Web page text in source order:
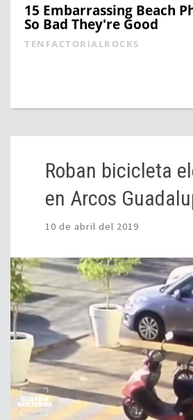
15 Embarrassing Beach
So Bad They're Good
TENFACTORIALROCKS
Roban bicicleta
en Arcos
10 de abril del 2019